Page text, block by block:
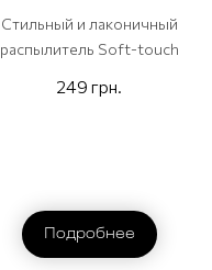
Стильный и лаконичный
распылитель Soft-touch
249 грн.
Подробнее